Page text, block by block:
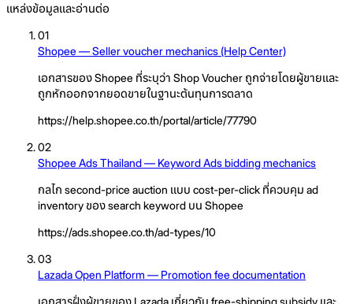
แหล่งข้อมูลและอ่านต่อ
01
Shopee — Seller voucher mechanics (Help Center)
เอกสารของ Shopee ที่ระบุว่า Shop Voucher ถูกจ่ายโดยผู้ขายและ
ถูกหักออกจากยอดขายในฐานะต้นทุนการตลาด
https://help.shopee.co.th/portal/article/77790
02
Shopee Ads Thailand — Keyword Ads bidding mechanics
กลไก second-price auction แบบ cost-per-click ที่ควบคุม ad
inventory ของ search keyword บน Shopee
https://ads.shopee.co.th/ad-types/10
03
Lazada Open Platform — Promotion fee documentation
เอกสารฝั่งผู้ขายของ Lazada เกี่ยวกับ free-shipping subsidy และ